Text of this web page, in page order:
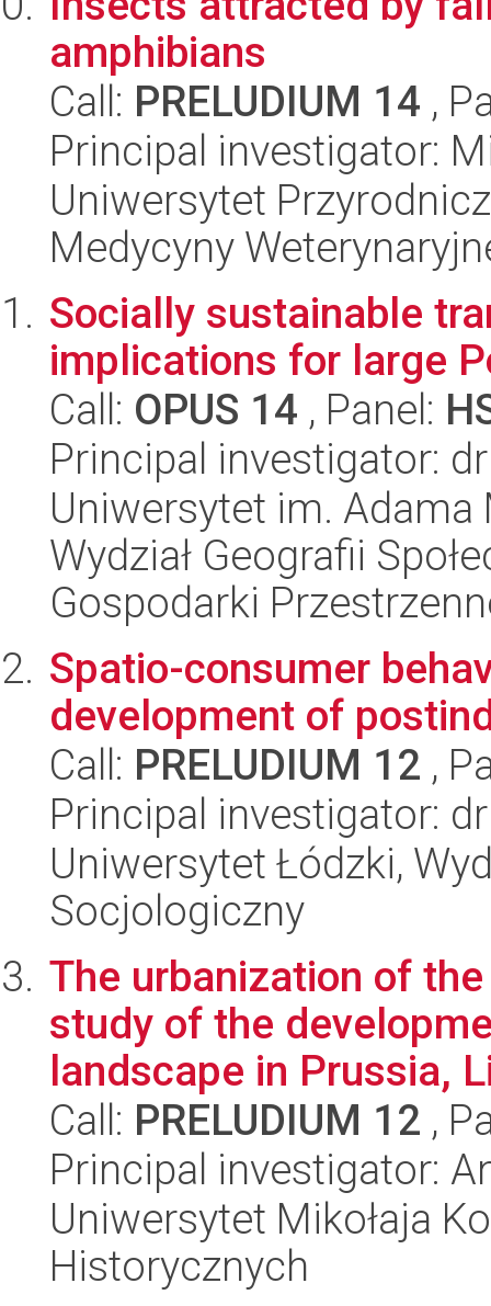
amphibians
Call: PRELUDIUM 14 ,
Principal investigator:
Uniwersytet
Medycyny
Socially sustainable
implications for large
Call: OPUS 14 , Panel:
Principal investigator:
Uniwersytet im.
Wydział Geografii
Gospodarki
Spatio-consumer
development of
Call: PRELUDIUM 12 ,
Principal investigator:
Uniwersytet Łódzki,
Socjologiczny
The urbanization of
study of the
landscape in Prussia,
Call: PRELUDIUM 12 ,
Principal investigator:
Uniwersytet Mikołaja
Historycznych